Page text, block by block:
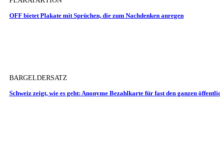
OFF bietet Plakate mit Sprüchen, die zum Nachdenken anregen
BARGELDERSATZ
Schweiz zeigt, wie es geht: Anonyme Bezahlkarte für fast den ganzen